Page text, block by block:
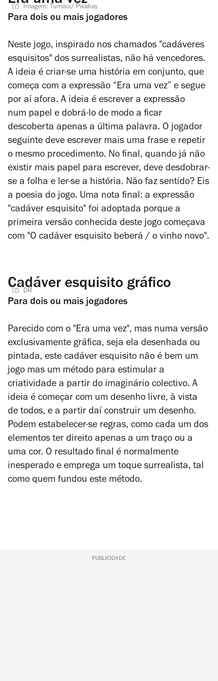
Imagem: Tumisu/ Pixabay
Para dois ou mais jogadores
Neste jogo, inspirado nos chamados "cadáveres
esquisitos" dos surrealistas, não há vencedores.
A ideia é criar-se uma história em conjunto, que
começa com a expressão “Era uma vez” e segue
por aí afora. A ideia é escrever a expressão
num papel e dobrá-lo de modo a ficar
descoberta apenas a última palavra. O jogador
seguinte deve escrever mais uma frase e repetir
o mesmo procedimento. No final, quando já não
existir mais papel para escrever, deve desdobrar-
se a folha e ler-se a história. Não faz sentido? Eis
a poesia do jogo. Uma nota final: a expressão
"cadáver esquisito" foi adoptada porque a
primeira versão conhecida deste jogo começava
com "O cadáver esquisito beberá / o vinho novo".
Cadáver esquisito gráfico
DR
Para dois ou mais jogadores
Parecido com o "Era uma vez", mas numa versão
exclusivamente gráfica, seja ela desenhada ou
pintada, este cadáver esquisito não é bem um
jogo mas um método para estimular a
criatividade a partir do imaginário colectivo. A
ideia é começar com um desenho livre, à vista
de todos, e a partir daí construir um desenho.
Podem estabelecer-se regras, como cada um dos
elementos ter direito apenas a um traço ou a
uma cor. O resultado final é normalmente
inesperado e emprega um toque surrealista, tal
como quem fundou este método.
PUBLICIDADE